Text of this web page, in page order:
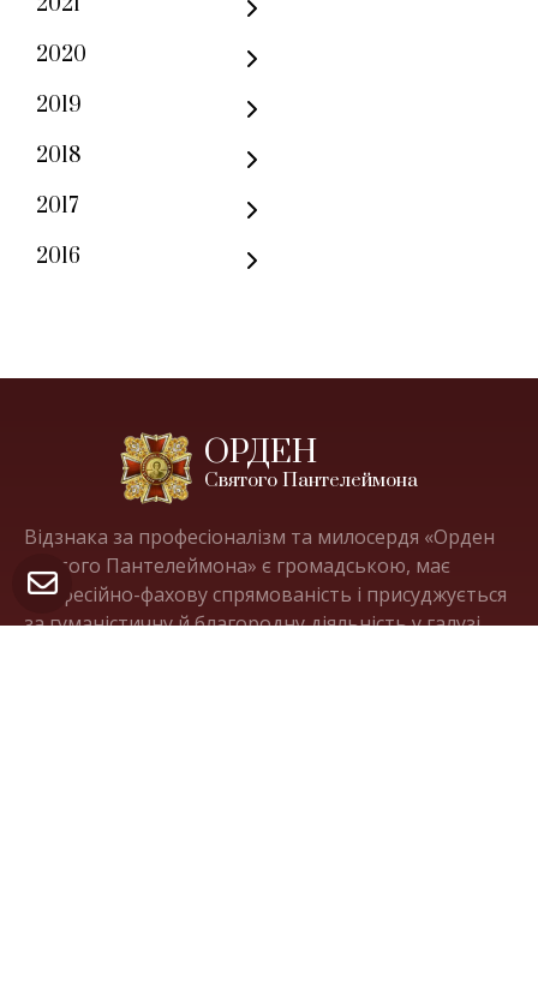
2020
2019
2018
2017
2016
ОРДЕН
Святого Пантелеймона
Відзнака за професіоналізм та милосердя «Орден
Святого Пантелеймона» є громадською, має
професійно-фахову спрямованість і присуджується
за гуманістичну й благородну діяльність у галузі